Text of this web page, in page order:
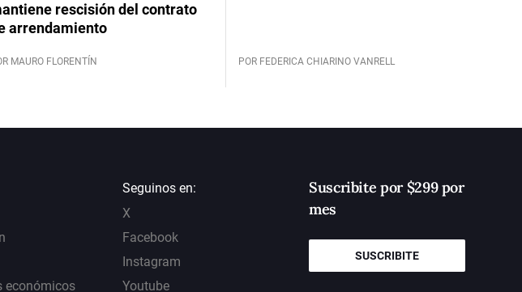
rescisión del contrato
arrendamiento
MAURO FLORENTÍN POR FEDERICA CHIARINO VANRELL
económicos
Seguinos en:
X
Facebook
Instagram
Youtube
Suscribite por $299 por
mes
SUSCRIBITE